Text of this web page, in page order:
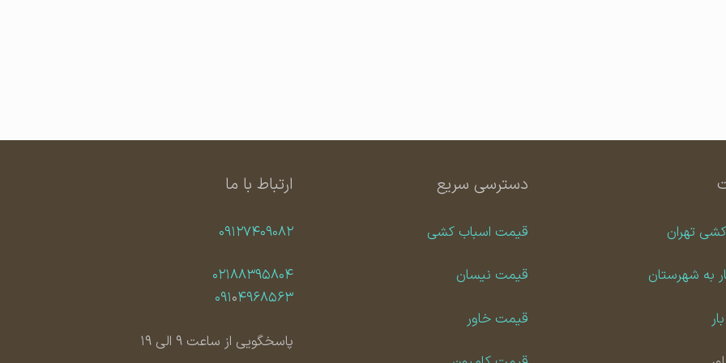
تهران
به شهرستان
دسترسی سریع
قیمت اسباب کشی
قیمت نیسان
قیمت خاور
ارتباط با ما
۰۹۱۲۷۴۰۹۰۸۲
۰۲۱۸۸۳۹۵۸۰۴
۰۹۱۰۴۹۶۸۵۶۳
پاسخگویی از ساعت ۹ الی ۱۹